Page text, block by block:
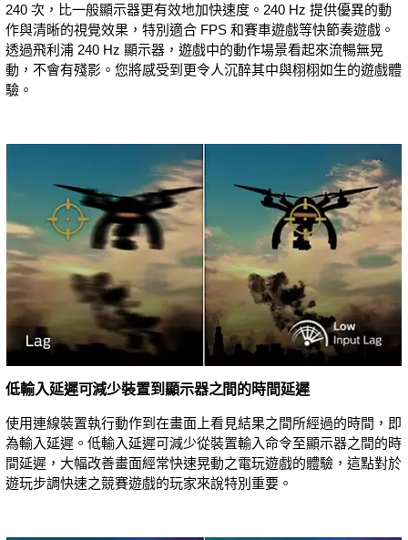
240 次，比一般顯示器更有效地加快速度。240 Hz 提供優異的動
作與清晰的視覺效果，特別適合 FPS 和賽車遊戲等快節奏遊戲。
透過飛利浦 240 Hz 顯示器，遊戲中的動作場景看起來流暢無晃
動，不會有殘影。您將感受到更令人沉醉其中與栩栩如生的遊戲體
驗。
低輸入延遲可減少裝置到顯示器之間的時間延遲
使用連線裝置執行動作到在畫面上看見結果之間所經過的時間，即
為輸入延遲。低輸入延遲可減少從裝置輸入命令至顯示器之間的時
間延遲，大幅改善畫面經常快速晃動之電玩遊戲的體驗，這點對於
遊玩步調快速之競賽遊戲的玩家來說特別重要。